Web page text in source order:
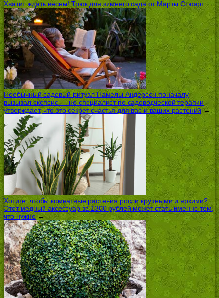
Хватит ждать весны! Трюк для зимнего сада от Марты Стюарт→
Необычный садовый ритуал Памелы Андерсон поначалу
вызывал скепсис — но специалист по садоводческой терапии
утверждает, что это секрет счастья для вас и ваших растений →
Хотите, чтобы комнатные растения росли крупными и яркими?
Этот медный аксессуар за 1300 рублей может стать именно тем,
что нужно→